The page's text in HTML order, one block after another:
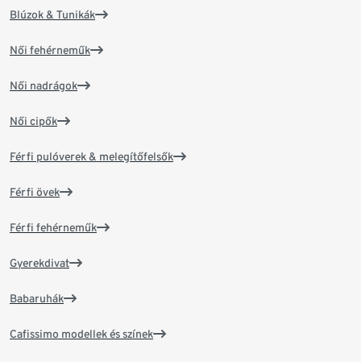
Blúzok & Tunikák
Női fehérneműk
Női nadrágok
Női cipők
Férfi pulóverek & melegítőfelsők
Férfi övek
Férfi fehérneműk
Gyerekdivat
Babaruhák
Cafissimo modellek és színek